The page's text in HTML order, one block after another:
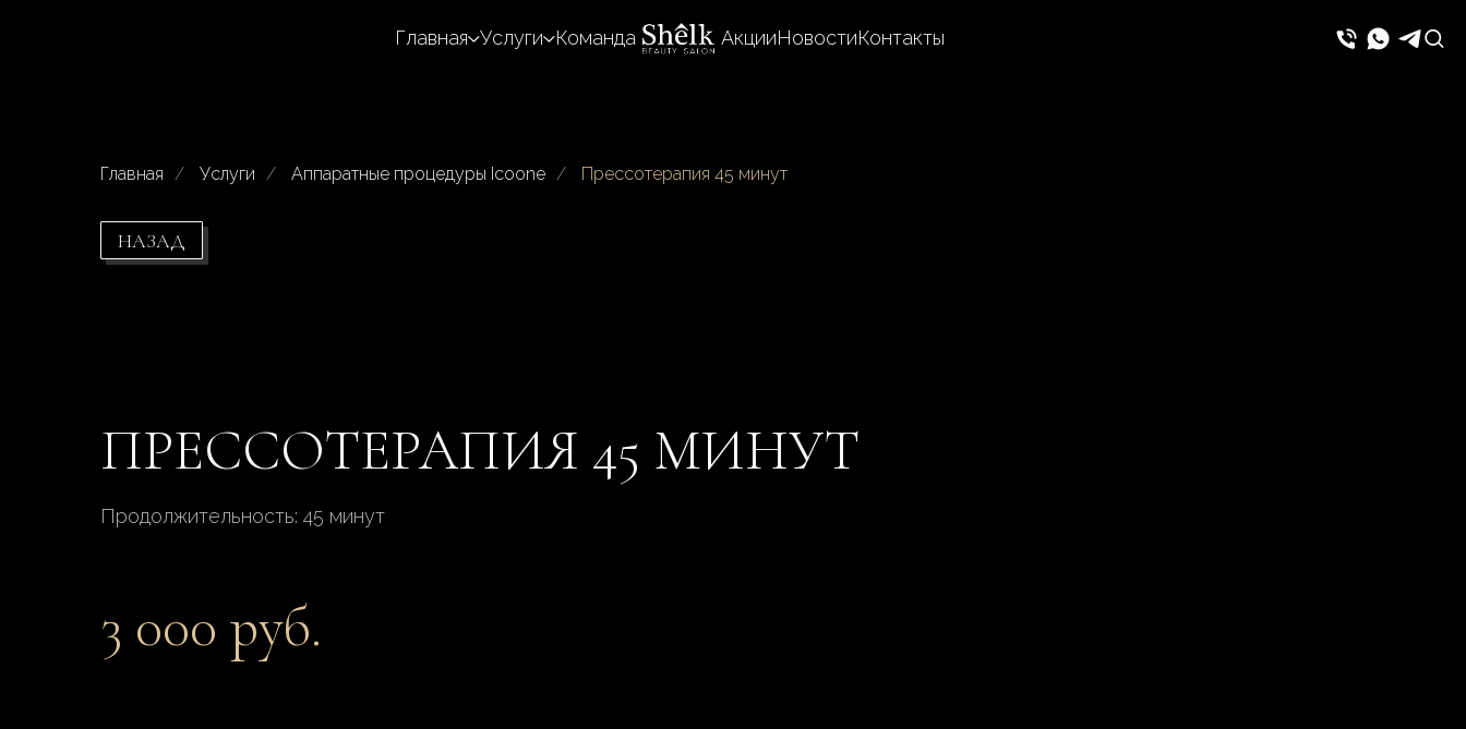
Главная Услуги Команда АкцииНовостиКонтакты
Главная / Услуги / Аппаратные процедуры Icoone / Прессотерапия 45 минут
НАЗАД
ПРЕССОТЕРАПИЯ 45 МИНУТ
Продолжительность: 45 минут
3 000 руб.